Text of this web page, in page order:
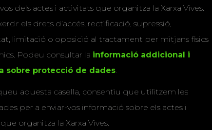
dels actes i activitats que organitza la Xarxa Vives.
els drets d’accés, rectificació, supressió,
limitació o oposició al tractament per mitjans físics
Podeu consultar la informació addicional i
sobre protecció de dades.
aquesta casella, consentiu que utilitzem les
per a enviar-vos informació sobre els actes i
organitza la Xarxa Vives.